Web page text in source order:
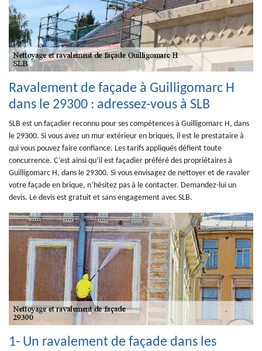
Ravalement de façade à Guilligomarc H
dans le 29300 : adressez-vous à SLB
SLB est un façadier reconnu pour ses compétences à Guilligomarc H, dans
le 29300. Si vous avez un mur extérieur en briques, il est le prestataire à
qui vous pouvez faire confiance. Les tarifs appliqués défient toute
concurrence. C’est ainsi qu’il est façadier préféré des propriétaires à
Guilligomarc H, dans le 29300. Si vous envisagez de nettoyer et de ravaler
votre façade en brique, n’hésitez pas à le contacter. Demandez-lui un
devis. Le devis est gratuit et sans engagement avec SLB.
1- Un ravalement de façade dans les